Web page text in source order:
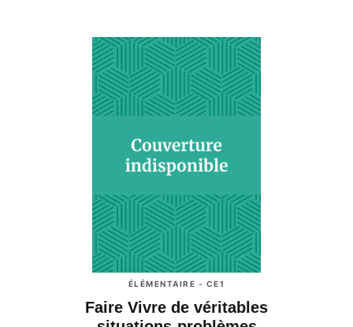
ÉLÉMENTAIRE - CE1
Faire Vivre de véritables